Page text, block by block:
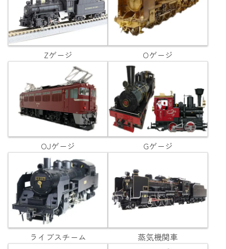
Zゲージ Oゲージ
OJゲージ Gゲージ
ライブスチーム 蒸気機関車